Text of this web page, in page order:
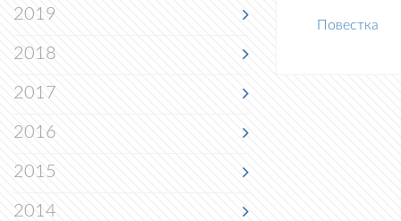
2019
2018
2017
2016
2015
2014
Повестка